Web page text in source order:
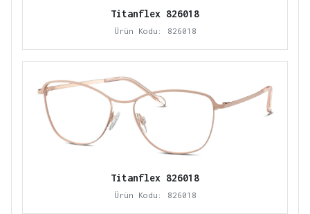
Titanflex 826018
Ürün Kodu: 826018
Titanflex 826018
Ürün Kodu: 826018